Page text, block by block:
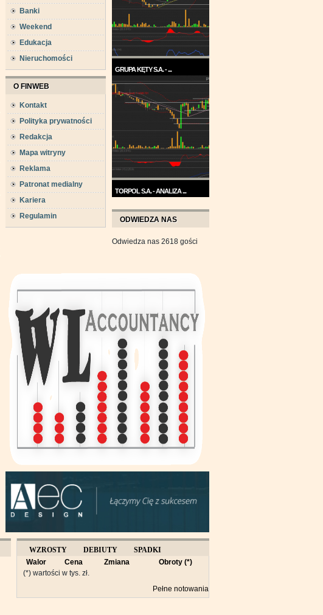
Banki
Weekend
Edukacja
Nieruchomości
O FINWEB
Kontakt
Polityka prywatności
Redakcja
Mapa witryny
Reklama
Patronat medialny
Kariera
Regulamin
GRUPA KĘTY S.A. - ...
Trend na wykresie Grupy Kęty
jest wzrostowy. ...
TORPOL S.A. - ANALIZA ...
września wykres Torpolu ...
ODWIEDZA NAS
Odwiedza nas 2618 gości
WZROSTY DEBIUTY
SPADKI
OBROTY
Walor Cena Zmiana
Obroty (*)
(*) wartości w tys. zł.
Pełne notowania